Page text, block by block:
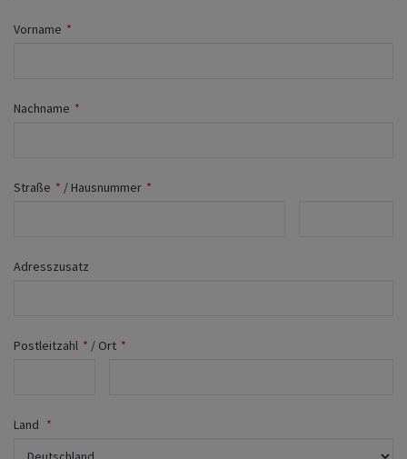
Vorname *
Nachname *
Straße * / Hausnummer *
Adresszusatz
Postleitzahl * / Ort *
Land *